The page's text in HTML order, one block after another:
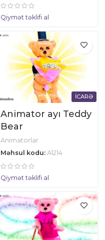
Qiymət təklifi al
İCARƏ
Animator ayı Teddy
Bear
Animatorlar
Məhsul kodu: A1214
Qiymət təklifi al